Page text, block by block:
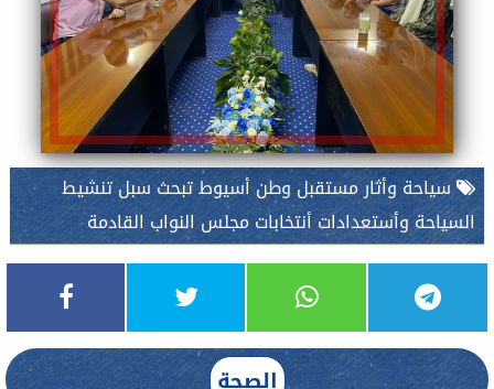
سياحة وأثار مستقبل وطن أسيوط تبحث سبل تنشيط
السياحة وأستعدادات أنتخابات مجلس النواب القادمة
الصحة